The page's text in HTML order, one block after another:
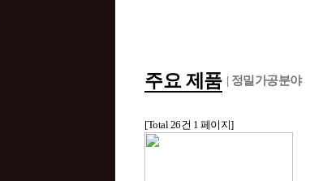
주요 제품 | 정밀가공분야
[Total 26건 1 페이지]